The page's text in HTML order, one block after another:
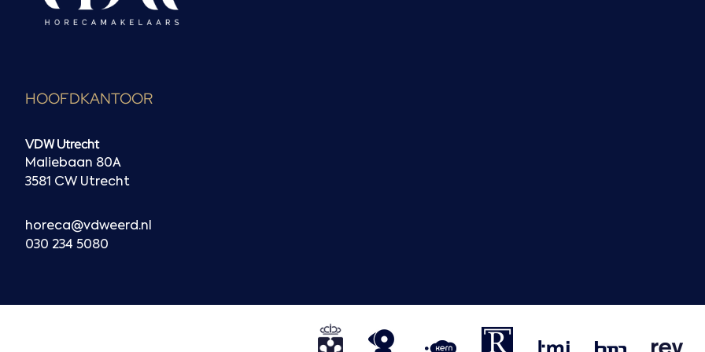
HOOFDKANTOOR
VDW Utrecht
Maliebaan 80A
3581 CW Utrecht
horeca@vdweerd.nl
030 234 5080
NVM
Horecaspot
Kern
TMI